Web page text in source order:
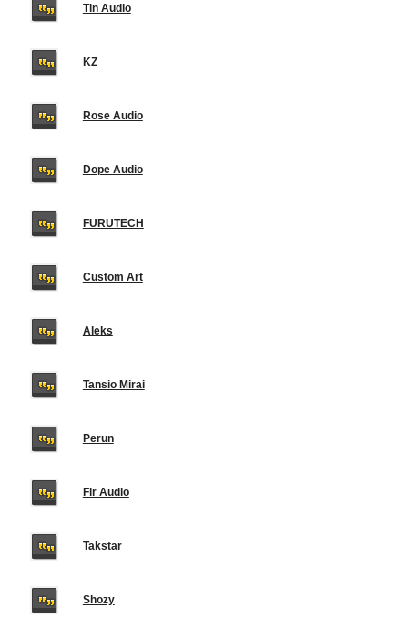
Tin Audio
KZ
Rose Audio
Dope Audio
FURUTECH
Custom Art
Aleks
Tansio Mirai
Perun
Fir Audio
Takstar
Shozy